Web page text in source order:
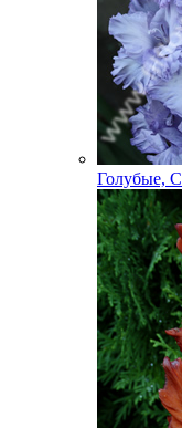
Голубые,